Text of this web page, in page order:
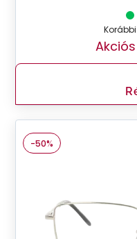
-50%